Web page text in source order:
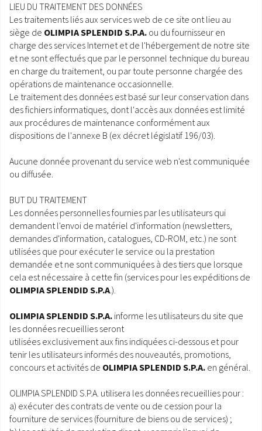
LIEU DU TRAITEMENT DES DONNÉES
Les traitements liés aux services web de ce site ont lieu au
siège de OLIMPIA SPLENDID S.P.A. ou du fournisseur en
charge des services Internet et de l'hébergement de notre site
et ne sont effectués que par le personnel technique du bureau
en charge du traitement, ou par toute personne chargée des
opérations de maintenance occasionnelle.
Le traitement des données est basé sur leur conservation dans
des fichiers informatiques, dont l'accès aux données est limité
aux procédures de maintenance conformément aux
dispositions de l'annexe B (ex décret législatif 196/03).
Aucune donnée provenant du service web n'est communiquée
ou diffusée.
BUT DU TRAITEMENT
Les données personnelles fournies par les utilisateurs qui
demandent l'envoi de matériel d'information (newsletters,
demandes d'information, catalogues, CD-ROM, etc.) ne sont
utilisées que pour exécuter le service ou la prestation
demandée et ne sont communiquées à des tiers que lorsque
cela est nécessaire à cette fin (services pour les expéditions de
OLIMPIA SPLENDID S.P.A.).
OLIMPIA SPLENDID S.P.A. informe les utilisateurs du site que
les données recueillies seront
utilisées exclusivement aux fins indiquées ci-dessous et pour
tenir les utilisateurs informés des nouveautés, promotions,
concours et activités de OLIMPIA SPLENDID S.P.A. en général.
OLIMPIA SPLENDID S.P.A. utilisera les données recueillies pour :
a) exécuter des contrats de vente ou de cession pour la
fourniture de services (fourniture de biens ou de services) ;